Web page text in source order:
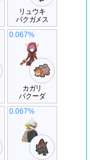
リュウキ
バクガメス
カガリ
バクーダ
0.067%
0.067%